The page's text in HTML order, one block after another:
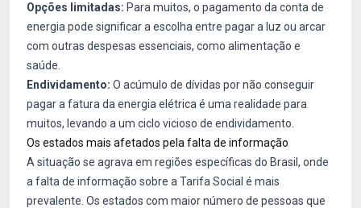
Opções limitadas: Para muitos, o pagamento da conta de
energia pode significar a escolha entre pagar a luz ou arcar
com outras despesas essenciais, como alimentação e
saúde.
Endividamento: O acúmulo de dívidas por não conseguir
pagar a fatura da energia elétrica é uma realidade para
muitos, levando a um ciclo vicioso de endividamento.
Os estados mais afetados pela falta de informação
A situação se agrava em regiões específicas do Brasil, onde
a falta de informação sobre a Tarifa Social é mais
prevalente. Os estados com maior número de pessoas que